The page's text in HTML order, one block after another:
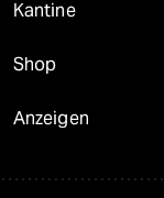
Kantine
Shop
Anzeigen